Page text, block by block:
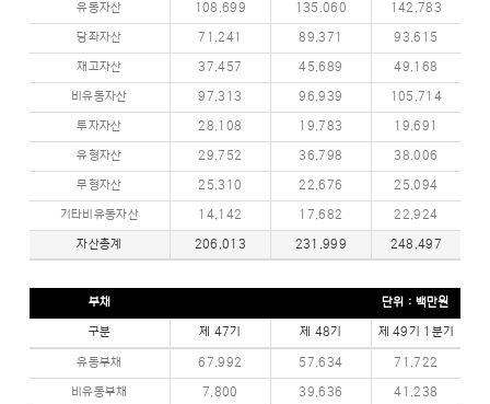
유동자산 108,699 135,060 142,783
당좌자산 71,241 89,371 93,615
재고자산 37,457 45,689 49,168
비유동자산 97,313 96,939 105,714
투자자산 28,108 19,783 19,691
유형자산 29,752 36,798 38,006
무형자산 25,310 22,676 25,094
기타비유동자산 14,142 17,682 22,924
자산총계 206,013 231,999 248,497
부채 단위 : 백만원
구분 제 47기 제 48기 제 49기 1분기
유동부채 67,992 57,634 71,722
비유동부채 7,800 39,636 41,238